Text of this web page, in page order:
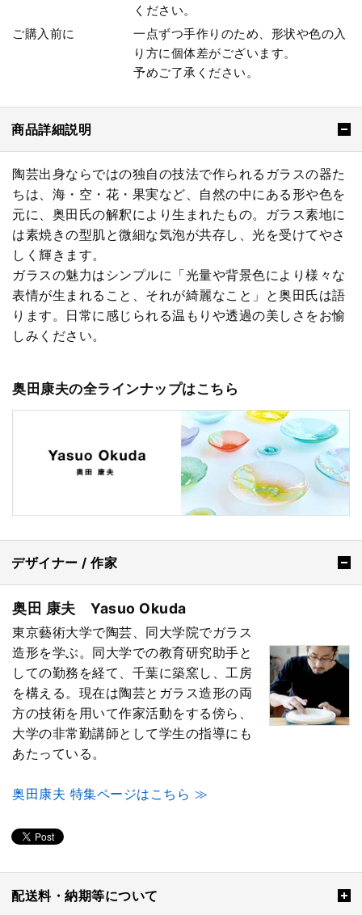
ください。
ご購入前に
一点ずつ手作りのため、形状や色の入
り方に個体差がございます。
予めご了承ください。
商品詳細説明
陶芸出身ならではの独自の技法で作られるガラスの器た
ちは、海・空・花・果実など、自然の中にある形や色を
元に、奥田氏の解釈により生まれたもの。ガラス素地に
は素焼きの型肌と微細な気泡が共存し、光を受けてやさ
しく輝きます。
ガラスの魅力はシンプルに「光量や背景色により様々な
表情が生まれること、それが綺麗なこと」と奥田氏は語
ります。日常に感じられる温もりや透過の美しさをお愉
しみください。
奥田康夫の全ラインナップはこちら
デザイナー / 作家
奥田 康夫 Yasuo Okuda
東京藝術大学で陶芸、同大学院でガラス
造形を学ぶ。同大学での教育研究助手と
しての勤務を経て、千葉に築窯し、工房
を構える。現在は陶芸とガラス造形の両
方の技術を用いて作家活動をする傍ら、
大学の非常勤講師として学生の指導にも
あたっている。
奥田康夫 特集ページはこちら ≫
配送料・納期等について